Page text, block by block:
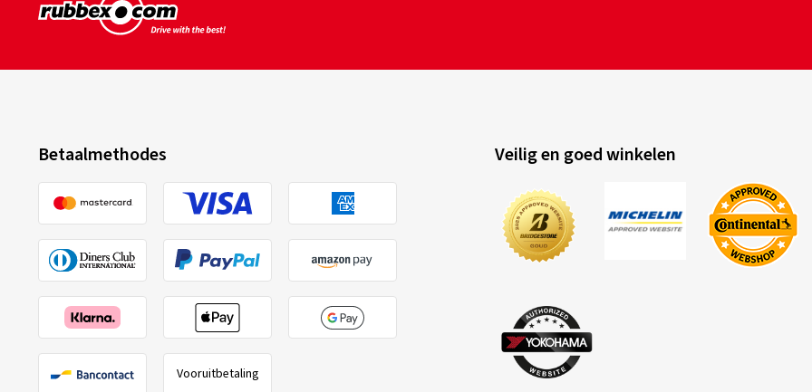
Betaalmethodes
Vooruitbetaling
Veilig en goed winkelen